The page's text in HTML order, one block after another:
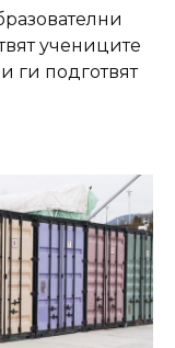
учениците
ги подготвят